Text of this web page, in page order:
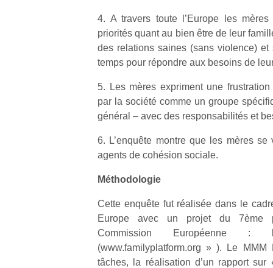
4. A travers toute l’Europe les
priorités quant au bien être de leur
des relations saines (sans violence) et
temps pour répondre aux besoins de
5. Les mères expriment une
par la société comme un groupe
général – avec des responsabilités et
6. L’enquête montre que les mères se
agents de cohésion sociale.
Méthodologie
Cette enquête fut réalisée dans le
Europe avec un projet du 7ème
Commission Européenne :
(www.familyplatform.org » ). Le
tâches, la réalisation d’un rapport